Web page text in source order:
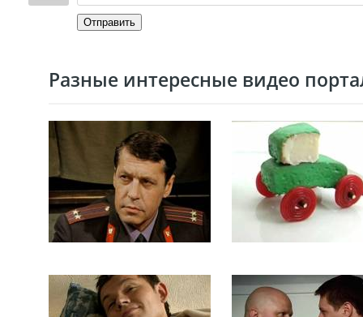
Отправить
Разные интересные видео